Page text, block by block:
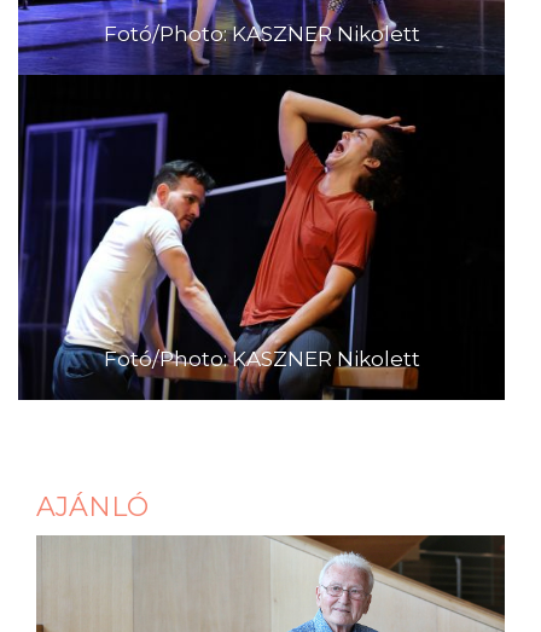
Fotó/Photo: KASZNER Nikolett
Fotó/Photo: KASZNER Nikolett
AJÁNLÓ